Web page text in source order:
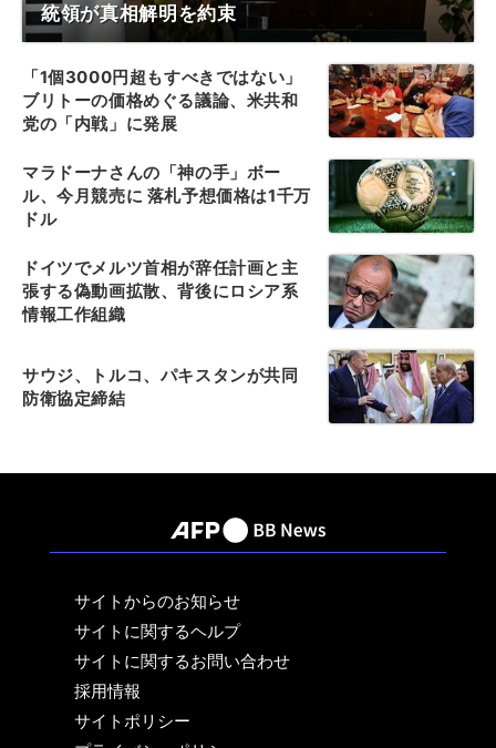
統領が真相解明を約束
「1個3000円超もすべきではない」
ブリトーの価格めぐる議論、米共和
党の「内戦」に発展
マラドーナさんの「神の手」ボー
ル、今月競売に 落札予想価格は1千万
ドル
ドイツでメルツ首相が辞任計画と主
張する偽動画拡散、背後にロシア系
情報工作組織
サウジ、トルコ、パキスタンが共同
防衛協定締結
サイトからのお知らせ
サイトに関するヘルプ
サイトに関するお問い合わせ
採用情報
サイトポリシー